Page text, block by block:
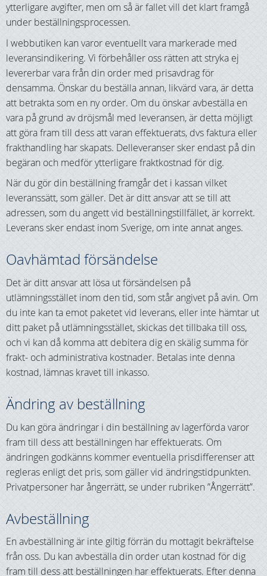
ytterligare avgifter, men om så är fallet vill det klart framgå
under beställningsprocessen.
I webbutiken kan varor eventuellt vara markerade med
leveransindikering. Vi förbehåller oss rätten att stryka ej
levererbar vara från din order med prisavdrag för
densamma. Önskar du beställa annan, likvärd vara, är detta
att betrakta som en ny order. Om du önskar avbeställa en
vara på grund av dröjsmål med leveransen, är detta möjligt
att göra fram till dess att varan effektuerats, dvs faktura eller
frakthandling har skapats. Delleveranser sker endast på din
begäran och medför ytterligare fraktkostnad för dig.
När du gör din beställning framgår det i kassan vilket
leveranssätt, som gäller. Det är ditt ansvar att se till att
adressen, som du angett vid beställningstillfället, är korrekt.
Leverans sker endast inom Sverige, om inte annat anges.
Oavhämtad försändelse
Det är ditt ansvar att lösa ut försändelsen på
utlämningsstället inom den tid, som står angivet på avin. Om
du inte kan ta emot paketet vid leverans, eller inte hämtar ut
ditt paket på utlämningsstället, skickas det tillbaka till oss,
och vi kan då komma att debitera dig en skälig summa för
frakt- och administrativa kostnader. Betalas inte denna
kostnad, lämnas kravet till inkasso.
Ändring av beställning
Du kan göra ändringar i din beställning av lagerförda varor
fram till dess att beställningen har effektuerats. Om
ändringen godkänns kommer eventuella prisdifferenser att
regleras enligt det pris, som gäller vid ändringstidpunkten.
Privatpersoner har ångerrätt, se under rubriken ”Ångerrätt”.
Avbeställning
En avbeställning är inte giltig förrän du mottagit bekräftelse
från oss. Du kan avbeställa din order utan kostnad för dig
fram till dess att beställningen har effektuerats. Efter denna